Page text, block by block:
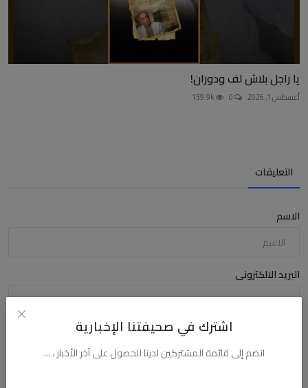
اشترك في صحيفتنا الإخبارية
انضم إلى قائمة المشتركين لدينا للحصول على آخر الأخبار ، ...
يا راجل بلاش لف ودوران!
أغسطس 1, 2026
التعليقات
الاسم
البريد الالكترونى